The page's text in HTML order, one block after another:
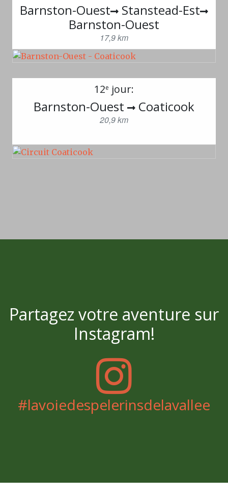
Barnston-Ouest
Stanstead-Est
Barnston-Ouest
17,9 km
12e jour:
Barnston-Ouest Coaticook
20,9 km
Partagez votre aventure sur
Instagram!
#lavoiedespelerinsdelavallee